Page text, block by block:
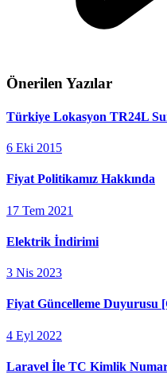
Önerilen Yazılar
Türkiye Lokasyon TR24L
6 Eki 2015
Fiyat Politikamız Hakkında
17 Tem 2021
Elektrik İndirimi
3 Nis 2023
Fiyat Güncelleme Duyurusu
4 Eyl 2022
Laravel İle TC Kimlik